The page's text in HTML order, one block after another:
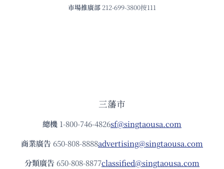
市場推廣部 212-699-3800按111
三藩市
總機 1-800-746-4826sf@singtaousa.com
商業廣告 650-808-8888advertising@singtaousa.com
分類廣告 650-808-8877classified@singtaousa.com